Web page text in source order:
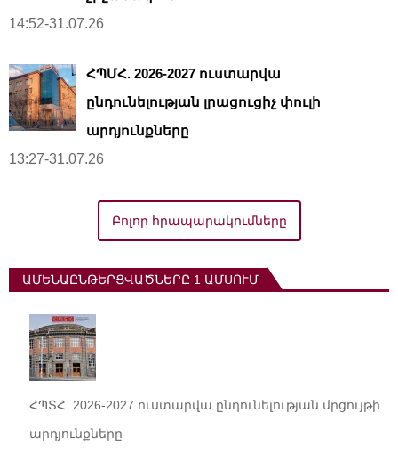
14:52-31.07.26
ՀՊՄՀ. 2026-2027 ուստարվա
ընդունելության լրացուցիչ փուլի
արդյունքները
13:27-31.07.26
Բոլոր հրապարակումները
ԱՄԵՆԱԸՆԹԵՐՑՎԱԾՆԵՐԸ 1 ԱՄՍՈՒՄ
ՀՊՏՀ. 2026-2027 ուստարվա ընդունելության մրցույթի
արդյունքները